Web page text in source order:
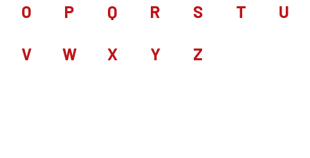
O P Q R S T U
V W X Y Z